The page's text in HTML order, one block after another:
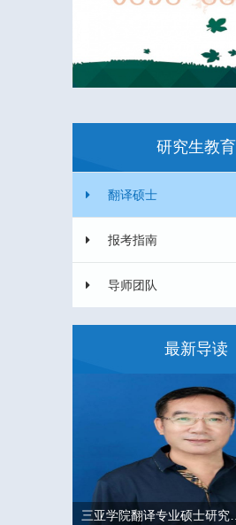
研究生教育
翻译硕士
报考指南
导师团队
最新导读